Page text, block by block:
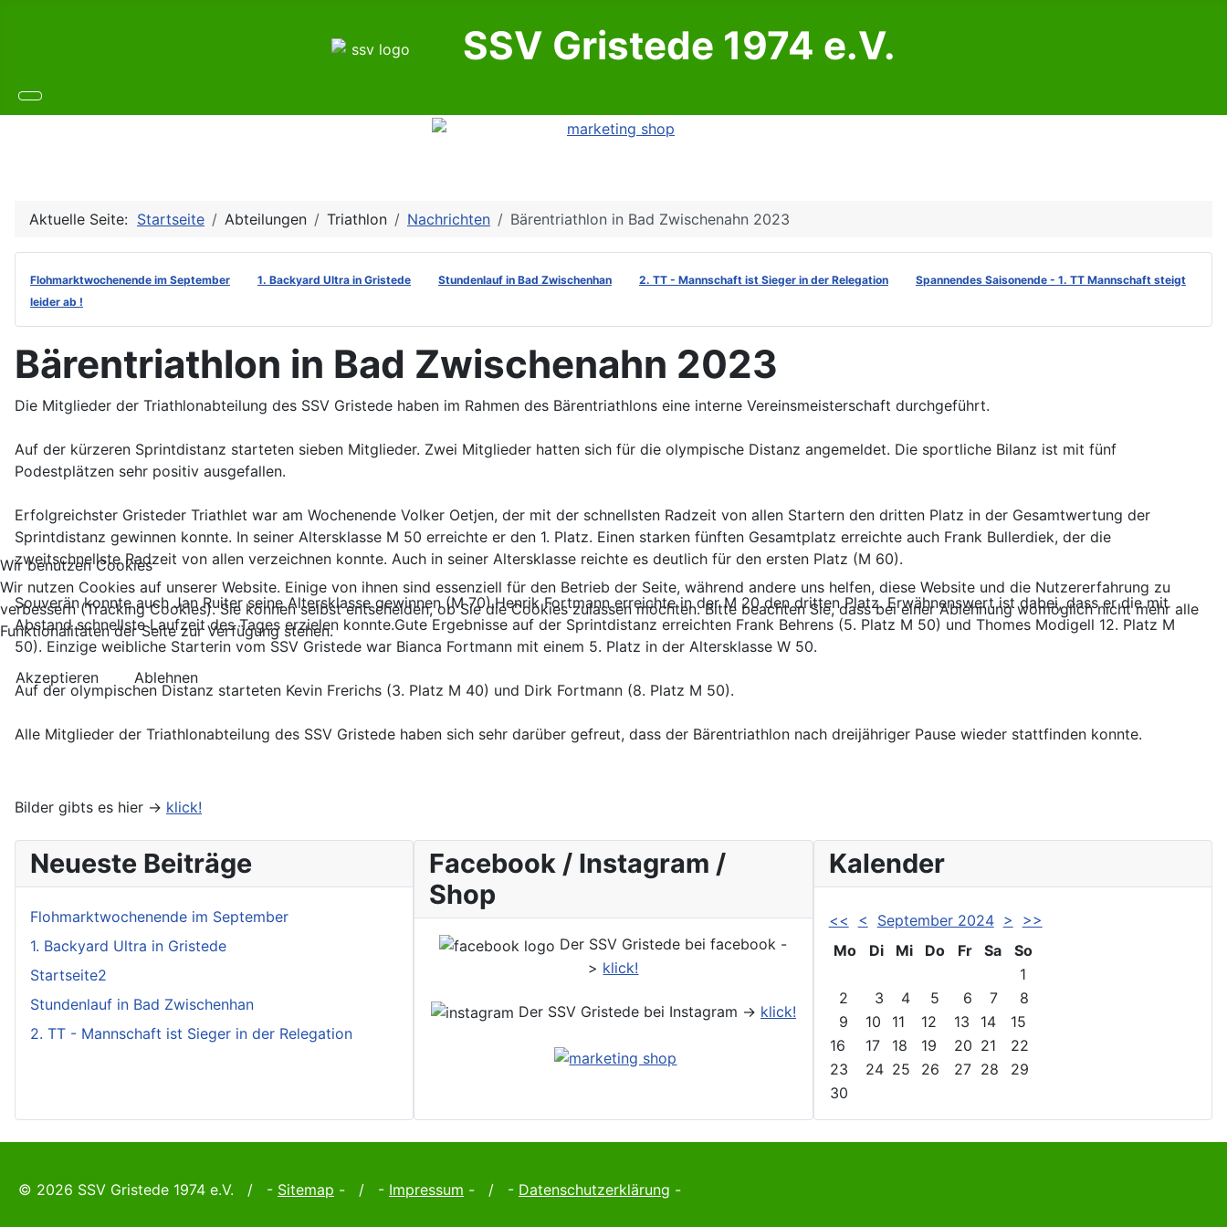
SSV Gristede 1974 e.V.
Aktuelle Seite: Startseite Abteilungen Triathlon Nachrichten Bärentriathlon in Bad Zwischenahn 2023
Flohmarktwochenende im September 1. Backyard Ultra in Gristede Stundenlauf in Bad Zwischenhan 2. TT - Mannschaft ist Sieger in der Relegation
Spannendes Saisonende - 1. TT Mannschaft steigt
leider ab !
Bärentriathlon in Bad Zwischenahn 2023
Die Mitglieder der Triathlonabteilung des SSV Gristede haben im Rahmen des Bärentriathlons eine interne Vereinsmeisterschaft durchgeführt.
Auf der kürzeren Sprintdistanz starteten sieben Mitglieder. Zwei Mitglieder hatten sich für die olympische Distanz angemeldet. Die sportliche Bilanz ist mit fünf
Podestplätzen sehr positiv ausgefallen.
Erfolgreichster Gristeder Triathlet war am Wochenende Volker Oetjen, der mit der schnellsten Radzeit von allen Startern den dritten Platz in der Gesamtwertung der
Sprintdistanz gewinnen konnte. In seiner Altersklasse M 50 erreichte er den 1. Platz. Einen starken fünften Gesamtplatz erreichte auch Frank Bullerdiek, der die
zweitschnellste Radzeit von allen verzeichnen konnte. Auch in seiner Altersklasse reichte es deutlich für den ersten Platz (M 60).
Souverän konnte auch Jan Ruiter seine Altersklasse gewinnen (M 70).Henrik Fortmann erreichte in der M 20 den dritten Platz. Erwähnenswert ist dabei, dass er die mit
Abstand schnellste Laufzeit des Tages erzielen konnte.Gute Ergebnisse auf der Sprintdistanz erreichten Frank Behrens (5. Platz M 50) und Thomes Modigell 12. Platz M
50). Einzige weibliche Starterin vom SSV Gristede war Bianca Fortmann mit einem 5. Platz in der Altersklasse W 50.
Auf der olympischen Distanz starteten Kevin Frerichs (3. Platz M 40) und Dirk Fortmann (8. Platz M 50).
Alle Mitglieder der Triathlonabteilung des SSV Gristede haben sich sehr darüber gefreut, dass der Bärentriathlon nach dreijähriger Pause wieder stattfinden konnte.
Bilder gibts es hier -> klick!
Neueste Beiträge
Flohmarktwochenende im September
1. Backyard Ultra in Gristede
Startseite2
Stundenlauf in Bad Zwischenhan
2. TT - Mannschaft ist Sieger in der Relegation
Facebook / Instagram /
Shop
Der SSV Gristede bei facebook -
> klick!
Der SSV Gristede bei Instagram -> klick!
Kalender
<< < September 2024 >
>>
Mo
Di Mi Do Fr Sa
So
1
2
3 4 5 6 7
8
9
10 11 12 13 14
15
16
17 18 19 20 21
22
23
24 25 26 27 28
29
30
© 2026 SSV Gristede 1974 e.V. / - Sitemap - / - Impressum - / - Datenschutzerklärung -
Wir benutzen Cookies
Wir nutzen Cookies auf unserer Website. Einige von ihnen sind essenziell für den Betrieb der Seite, während andere uns helfen, diese Website und die Nutzererfahrung zu
verbessern (Tracking Cookies). Sie können selbst entscheiden, ob Sie die Cookies zulassen möchten. Bitte beachten Sie, dass bei einer Ablehnung womöglich nicht mehr alle
Funktionalitäten der Seite zur Verfügung stehen.
Akzeptieren Ablehnen